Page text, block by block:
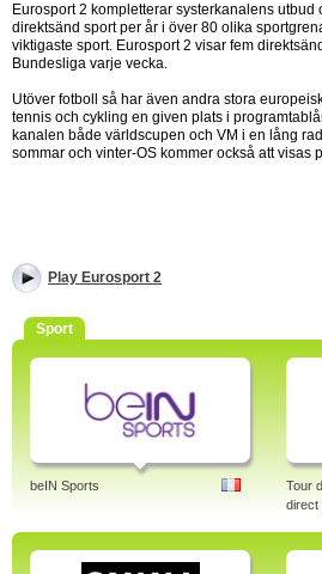
Eurosport 2 kompletterar systerkanalens utbud
direktsänd sport per år i över 80 olika
viktigaste sport. Eurosport 2 visar fem
Bundesliga varje vecka.
Utöver fotboll så har även andra stora
tennis och cykling en given plats i
kanalen både världscupen och VM i en lång
sommar och vinter-OS kommer också att visas
Play Eurosport 2
Sport
beIN Sports
Tour
direct